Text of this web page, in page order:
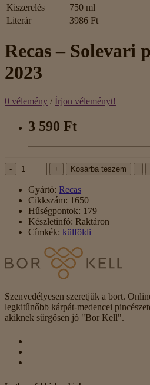
Kiszerelés
750 ml
Literár
3986 Ft
Recas – Solevari
2023
0 vélemény / Írjon véleményt!
3 590 Ft
- + Kosárba teszem
Gyártó: Recas
Cikkszám: 1650
Hűségpontok: 179
Készletinfó: Raktáron
Címkék: külföldi
Szenvedélyesen szeretjük a bort.
legkitűnőbb kárpát-medencei
akiknek sürgősen jó "Bor Kell".